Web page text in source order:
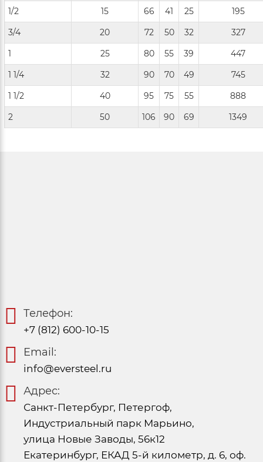
1/2
15 66 41 25
195
3/4
20 72 50 32
327
1
25 80 55 39
447
1 1/4
32 90 70 49
745
1 1/2
40 95 75 55
888
2
50 106 90 69 1349
Телефон:
+7 (812) 600-10-15
Email:
info@eversteel.ru
Адрес:
Санкт-Петербург, Петергоф,
Индустриальный парк Марьино,
улица Новые Заводы, 56к12
Екатеринбург, ЕКАД 5-й километр, д. 6, оф.